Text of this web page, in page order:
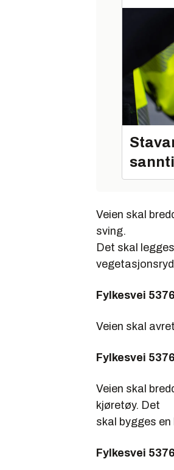
Veien skal
sving.
Det skal
Fylkesvei
Veien skal
Fylkesvei
Veien skal
kjøretøy. Det
skal bygges
Fylkesvei